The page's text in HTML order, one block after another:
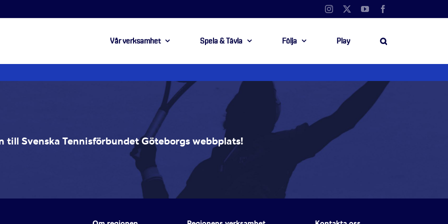
Instagram YouTube
Vår verksamhet Spela & Tävla Följa Play
till Svenska Tennisförbundet Göteborgs webbplats!